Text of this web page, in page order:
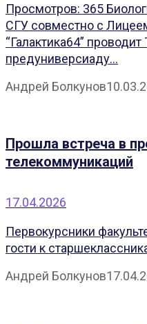
Просмотров: 365
СГУ совместно с
“Галактика64”
предуниверсиаду...
Андрей Болкунов
Прошла встреча в
телекоммуникаций
17.04.2026
Первокурсники
гости к
Андрей Болкунов